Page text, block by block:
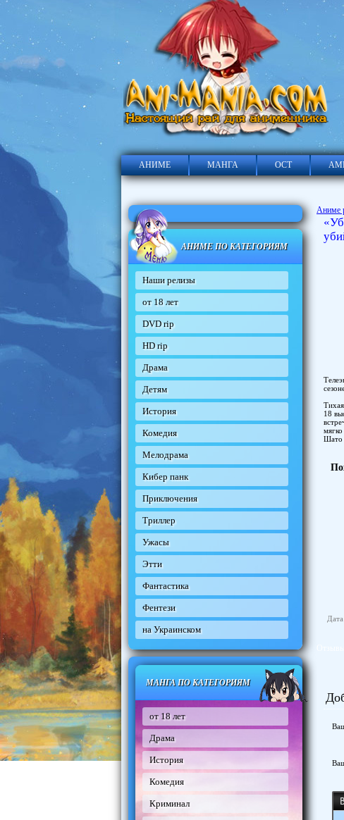
АНИМЕ МАНГА ОСТ
АНИМЕ ПО КАТЕГОРИЯМ
Наши релизы
от 18 лет
DVD rip
HD rip
Драма
Детям
История
Комедия
Мелодрама
Кибер панк
Приключения
Триллер
Ужасы
Этти
Фантастика
Фентези
на Украинском
МАНГА ПО КАТЕГОРИЯМ
от 18 лет
Драма
История
Комедия
Криминал
Аниме
18
Шато